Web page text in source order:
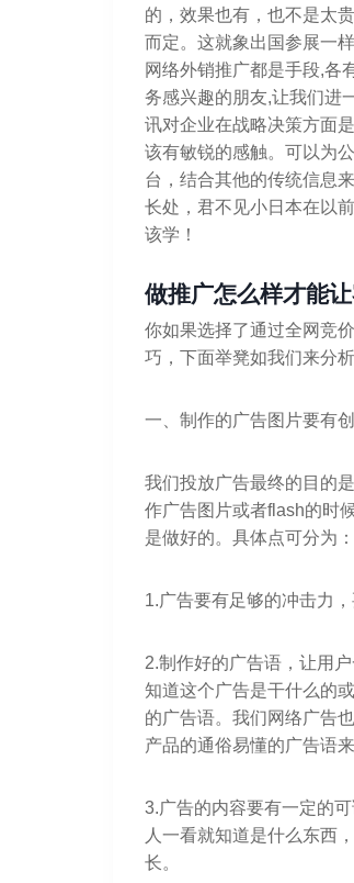
的，效果也有，也不是太
而定。这就象出国参展一
网络外销推广都是手段,各
务感兴趣的朋友,让我们进
讯对企业在战略决策方面
该有敏锐的感触。可以为
台，结合其他的传统信息
长处，君不见小日本在以
该学！
做推广怎么样才能
你如果选择了通过全网竞
巧，下面举凳如我们来分
一、制作的广告图片要有
我们投放广告最终的目的
作广告图片或者flash的时
是做好的。具体点可分为：
1.广告要有足够的冲击力
2.制作好的广告语，让用
知道这个广告是干什么的
的广告语。我们网络广告
产品的通俗易懂的广告语来
3.广告的内容要有一定的
人一看就知道是什么东西
长。